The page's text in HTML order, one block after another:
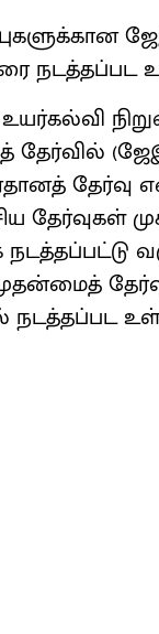
நடத்தப்பட
தேர்வில்
தேர்வு
தேர்வுகள்
நடத்தப்பட